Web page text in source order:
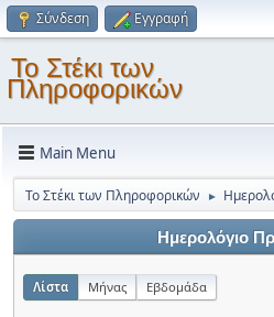
Σύνδεση Εγγραφή
Το Στέκι των
Πληροφορικών
Main Menu
Το Στέκι των Πληροφορικών ►
Ημερολόγιο
Λίστα Μήνας Εβδομάδα